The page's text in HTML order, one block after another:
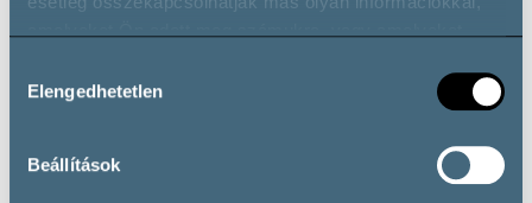
során.
kiválasztása
Elengedhetetlen
Beállítások
Pezsgő (Hagyományos Eljárással Készített)
Rosé